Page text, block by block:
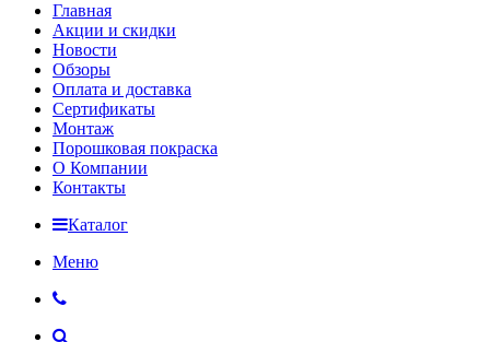
Главная
Акции и скидки
Новости
Обзоры
Оплата и доставка
Сертификаты
Монтаж
Порошковая покраска
О Компании
Контакты
Каталог
Меню